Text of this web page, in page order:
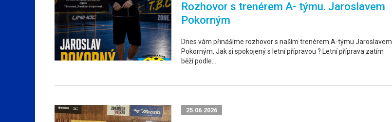
Rozhovor s trenérem A- týmu. Jaroslavem
Pokorným
Dnes vám přinášíme rozhovor s naším trenérem A-týmu Jaroslavem
Pokorným. Jak si spokojený s letní přípravou ? Letní příprava zatím
běží podle…
25.06.2026